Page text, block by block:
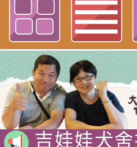
Neil hsu網站
吉娃娃專
犬舍 。
吉娃娃犬